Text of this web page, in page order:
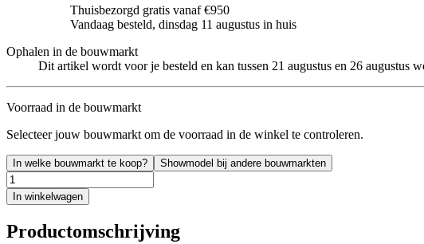
Thuisbezorgd gratis vanaf €950
Vandaag besteld, dinsdag 11 augustus in huis
Ophalen in de bouwmarkt
Dit artikel wordt voor je besteld en kan tussen 21 augustus en 26 augustus
Voorraad in de bouwmarkt
Selecteer jouw bouwmarkt om de voorraad in de winkel te controleren.
In welke bouwmarkt te koop? Showmodel bij andere bouwmarkten
In winkelwagen
Productomschrijving